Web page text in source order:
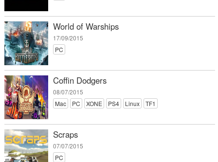
World of Warships
17/09/2015
PC
Coffin Dodgers
08/07/2015
Mac
PC XONE PS4 Linux TF1
Scraps
07/07/2015
PC